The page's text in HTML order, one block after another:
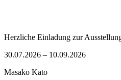
Herzliche Einladung zur
30.07.2026 – 10.09.2026
Masako Kato